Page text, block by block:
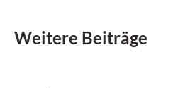
Weitere Beiträge